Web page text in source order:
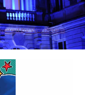
by WordPress